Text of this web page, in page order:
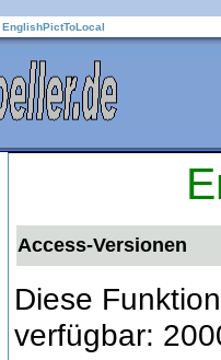
EnglishPictToLocal
Access-Versionen
Diese
verfügbar: